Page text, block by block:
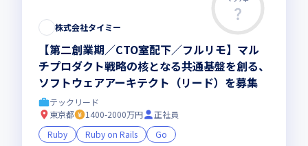
株式会社タイミー
【第二創業期／CTO室配下／フルリモ】マル
チプロダクト戦略の核となる共通基盤を創る、
ソフトウェアアーキテクト（リード）を募集
テックリード
東京都
1400-2000万円
正社員
Ruby
Ruby on Rails
Go